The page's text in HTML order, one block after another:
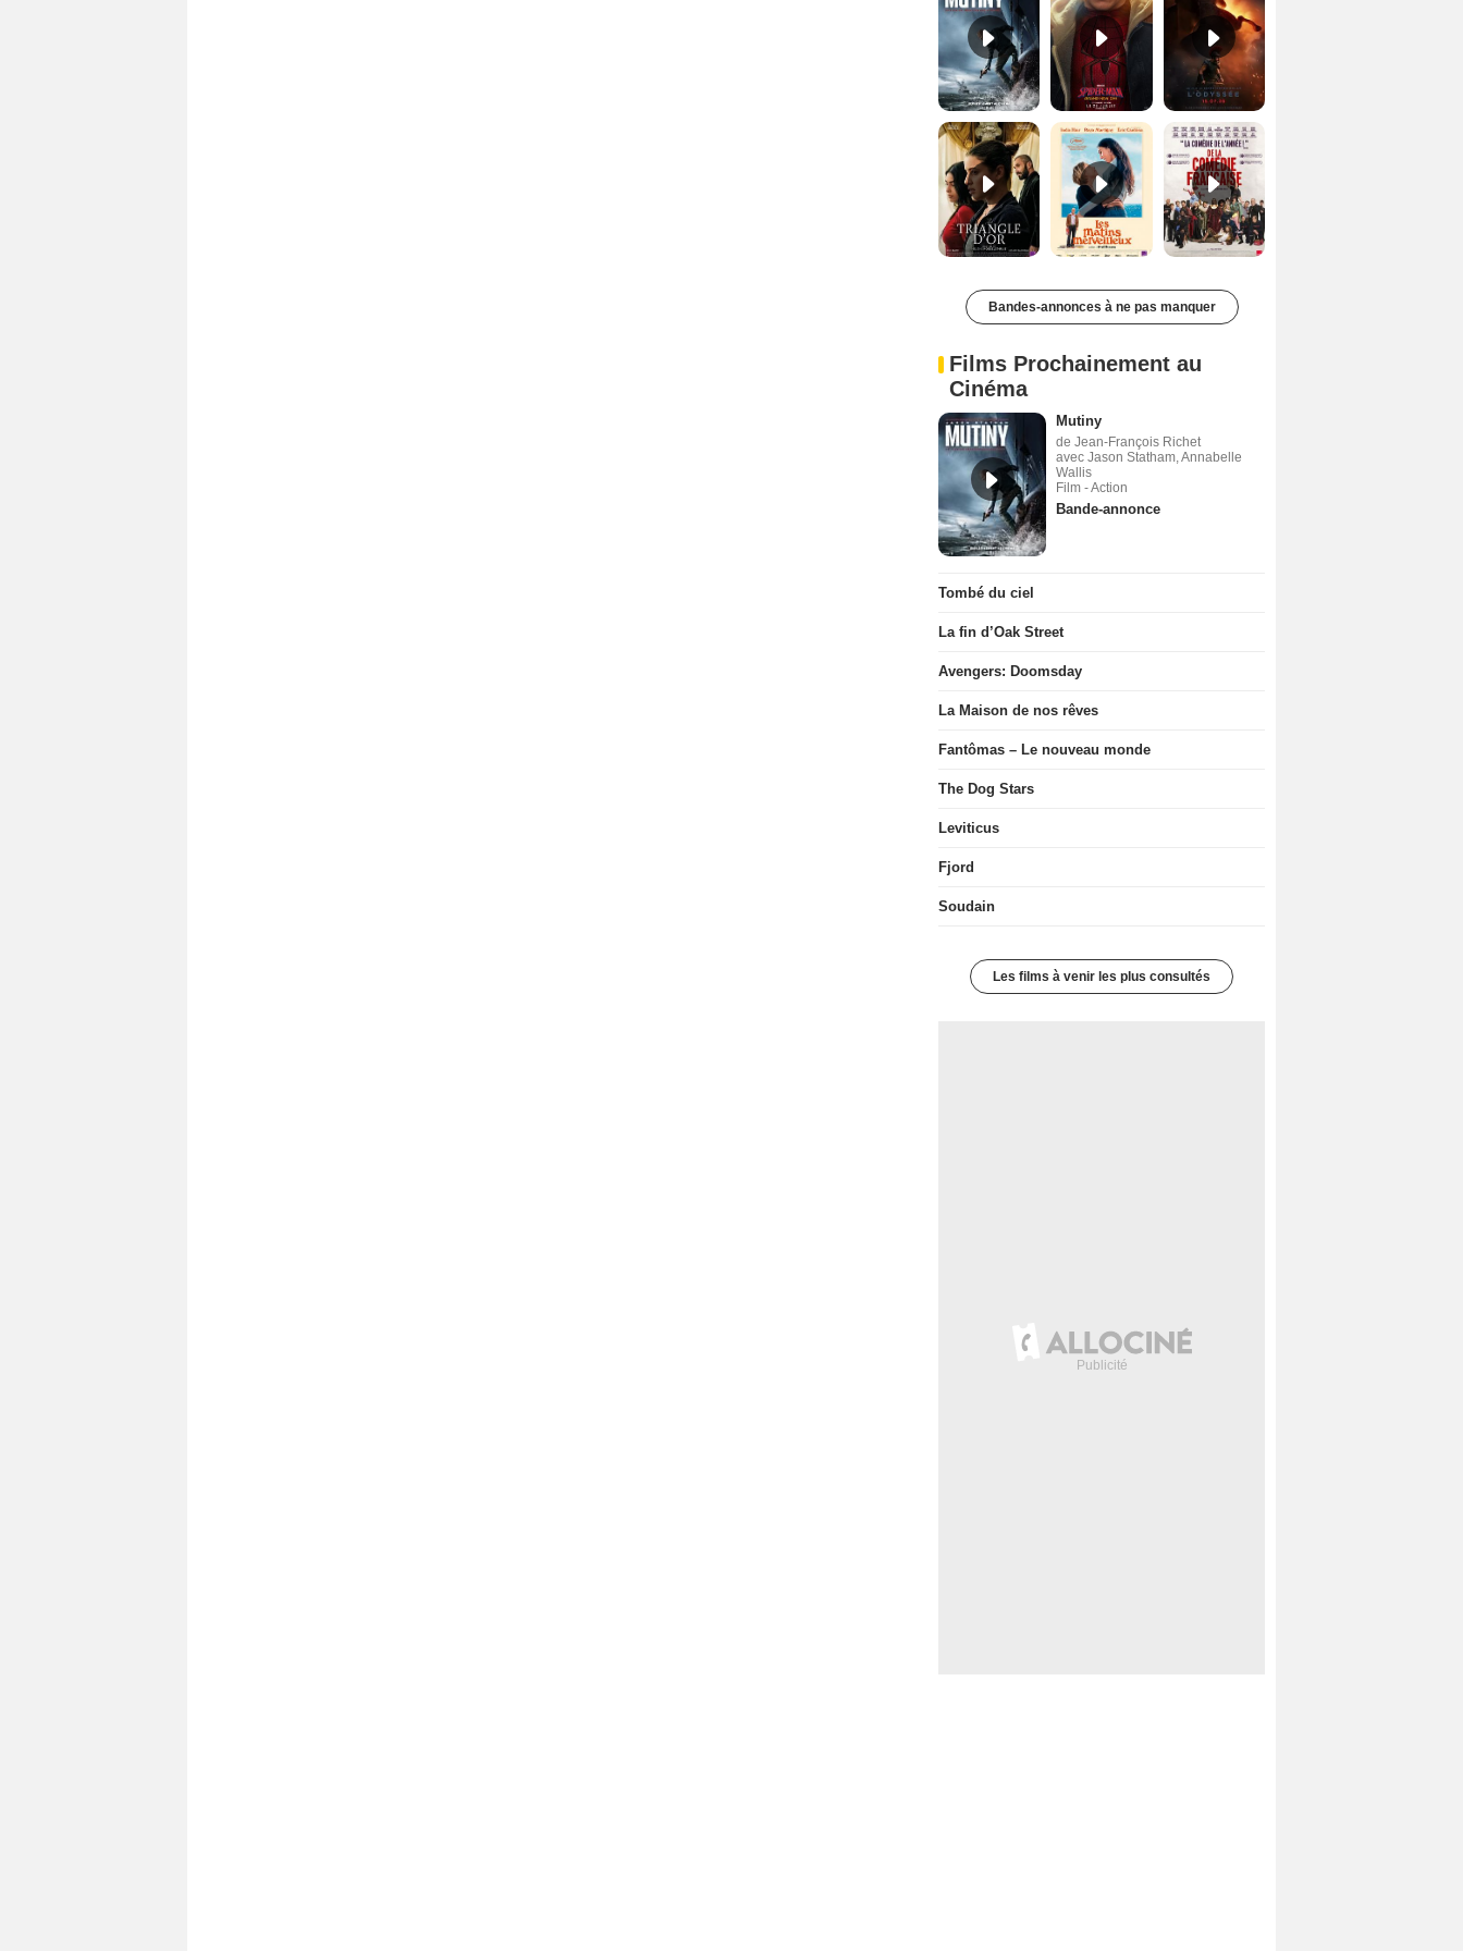
Le Triangle d'or Bande-annonce VF De la Comédie-Française Teaser VF
Bandes-annonces à ne pas manquer
Films Prochainement au
Cinéma
Mutiny
de Jean-François Richet
avec Jason Statham, Annabelle
Wallis
Film - Action
Bande-annonce
Tombé du ciel
La fin d’Oak Street
Avengers: Doomsday
La Maison de nos rêves
Fantômas – Le nouveau monde
The Dog Stars
Leviticus
Fjord
Soudain
Les films à venir les plus consultés